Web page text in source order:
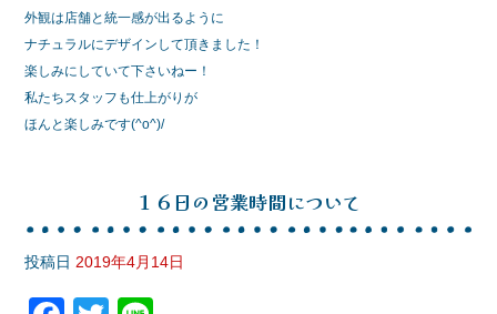
外観は店舗と統一感が出るように
ナチュラルにデザインして頂きました！
楽しみにしていて下さいねー！
私たちスタッフも仕上がりが
ほんと楽しみです(^o^)/
１６日の営業時間について
投稿日 2019年4月14日